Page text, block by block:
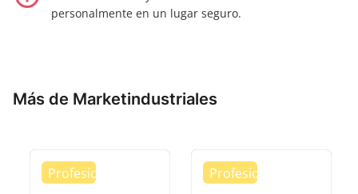
personalmente en un lugar seguro.
Más de Marketindustriales